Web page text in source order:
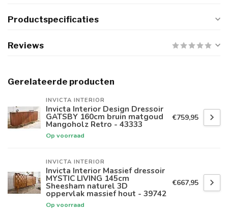
Productspecificaties
Reviews
Gerelateerde producten
INVICTA INTERIOR
Invicta Interior Design Dressoir
GATSBY 160cm bruin matgoud
Mangoholz Retro - 43333
Op voorraad
€759,95
INVICTA INTERIOR
Invicta Interior Massief dressoir
MYSTIC LIVING 145cm
Sheesham naturel 3D
oppervlak massief hout - 39742
Op voorraad
€667,95